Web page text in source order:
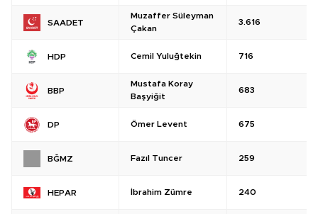
SAADET
Muzaffer Süleyman
Çakan
3.616
HDP Cemil Yuluğtekin 716
BBP
Mustafa Koray
Başyiğit
683
DP Ömer Levent 675
BĞMZ Fazıl Tuncer 259
HEPAR İbrahim Zümre 240